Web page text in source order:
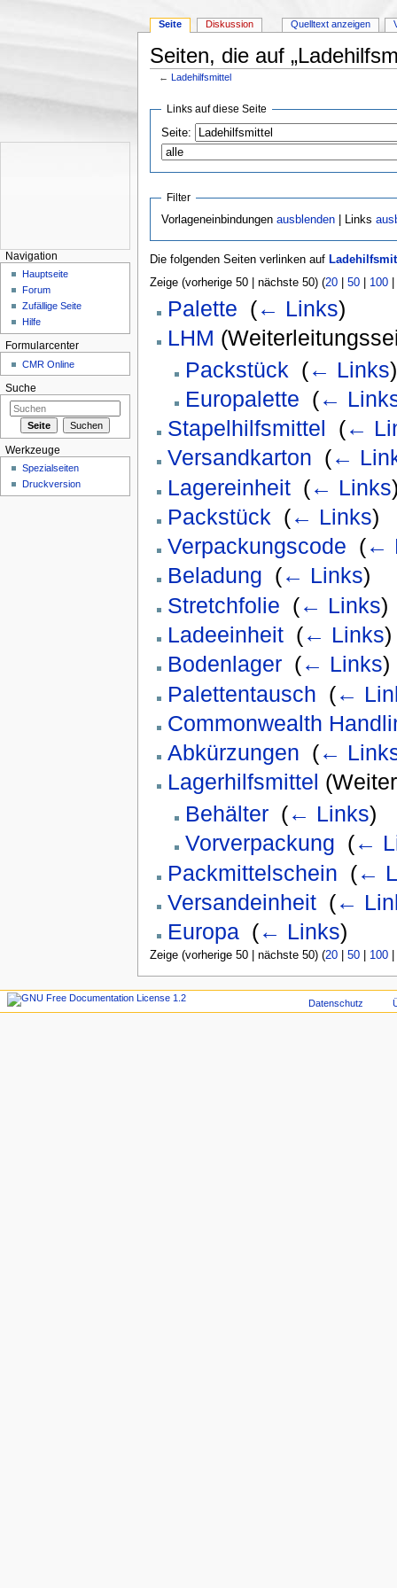
Seiten, die auf
←Ladehilfsmittel
Links auf diese Seite
Seite:
Filter
Vorlageneinbindungenausblenden | Links
Die folgenden Seiten verlinken auf
Zeige (vorherige 50 | nächste 50) (20| 50| 100|
Palette (← Links)
LHM
Packstück (← Links)
Europalette (←
Stapelhilfsmittel
(←
Versandkarton (←
Lagereinheit‎ (← Links
Packstück (← Links)
Verpackungscode (←
Beladung (← Links)
Stretchfolie (← Links)
Ladeeinheit‎ (← Links)
Bodenlager‎ (← Links)
Palettentausch (←
Commonwealth
Abkürzungen (←
Lagerhilfsmittel
Behälter (← Links)
Vorverpackung (←
Packmittelschein (←
Versandeinheit‎ (←
Europa‎ (← Links)
Zeige (vorherige 50 | nächste 50) (20| 50| 100|
Seite Diskussion Quelltext anzeigen
Navigation
Hauptseite
Forum
Zufällige Seite
Hilfe
Formularcenter
CMR Online
Suche
Werkzeuge
Spezialseiten
Druckversion
Datenschutz